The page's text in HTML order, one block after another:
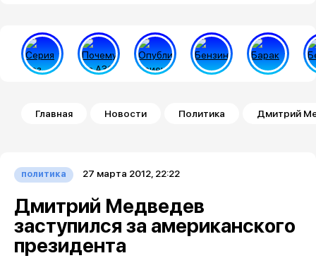
Строка навигации
Главная Новости Политика Дмитрий
политика 27 марта 2012, 22:22
Дмитрий Медведев
заступился за американского
президента